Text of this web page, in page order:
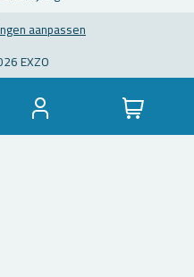
aan­pas­sen
EXZO